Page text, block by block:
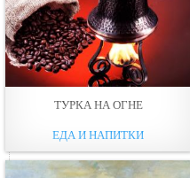
ТУРКА НА ОГНЕ
ЕДА И НАПИТКИ